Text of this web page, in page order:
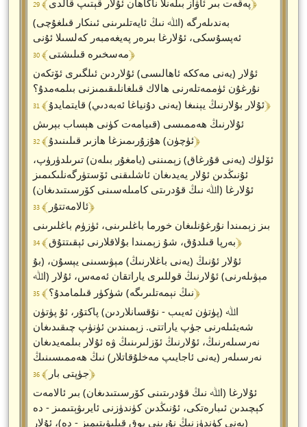
پەقەت بىر ئاۋاز بىلەنلا ناگاھان ئۇلار قېتىپ قالدى﴾ 29 ﴿
(اﷲ نىڭ ئايەتلىرىنى ئىنكار قىلغۇچى) بەندىلەرگە
ئەپسۇسكى، ئۇلارغا بىرەر پەيغەمبەر كەلسىلا ئۇنى
مەسخىرە قىلىشتى﴾ 30 ﴿
ئۇلار (يەنى مەككە ئاھالىسى) ئۇلاردىن ئىلگىرى ئۆتكەن
نۇرغۇن ئۈممەتلەرنى ھالاك قىلغانلىقىمىزنى بىلمەمدۇ؟
ئۇلار بۇلارنىڭ يېنىغا (يەنى دۇنياغا ئەبەدىي) قايتمايدۇ﴾ 31 ﴿
ئۇلارنىڭ ھەممىسى (قىيامەت كۈنى ھېساب بېرىش
ئۈچۈن) ھۇزۇرىمىزغا ھازىر قىلىنىدۇ﴾ 32 ﴿
ئۆلۈك (يەنى قۇرغاق) زېمىننى (يامغۇر بىلەن) تىرىلدۈرۈپ،
ئۇنىڭدىن ئۇلار يەيدىغان ئاشلىقنى ئۆستۈرگەنلىكىمىز
ئۇلارغا (اﷲ نىڭ قۇدرىتى كامىلەسىنى كۆرسىتىدىغان)
ئالامەتتۇر﴾ 33 ﴿
بىز زېمىندا نۇرغۇنلىغان خورما باغلىرىنى، ئۈزۈم باغلىرىنى
بەرپا قىلدۇق، شۇ زېمىندا بۇلاقلارنى ئېقىتتۇق﴾ 34 ﴿
ئۇلار ئۇنىڭ (يەنى باغلارنىڭ) مېۋىسىنى يېسۇن، (بۇ
مېۋىلەرنى) ئۇلارنىڭ قوللىرى ياراتقان ئەمەس، ئۇلار (اﷲ
نىڭ نېمەتلىرىگە) شۈكۈر قىلمامدۇ؟﴾ 35 ﴿
اﷲ (پۈتۈن ئەيىب - نۇقسانلاردىن) پاكتۇر، ئۇ پۈتۈن
شەيئىلەرنى جۈپ ياراتتى. زېمىندىن ئۈنۈپ چىقىدىغان
نەرسىلەرنىڭ، ئۇلارنىڭ ئۆزلىرىنىڭ ۋە ئۇلار بىلمەيدىغان
نەرسىلەر (يەنى ئاجايىپ مەخلۇقاتلار) نىڭ ھەممىسىنىڭ
جۈپتى بار﴾ 36 ﴿
ئۇلارغا (اﷲ نىڭ قۇدرىتىنى كۆرسىتىدىغان) بىر ئالامەت
كېچىدىن ئىبارەتكى، ئۇنىڭدىن كۈندۈزنى ئايرىۋېتىمىز - دە
(يەنى كۈندۈزنىڭ نۇرىنى يوق قىلىۋېتىمىز - دە)، ئۇلار